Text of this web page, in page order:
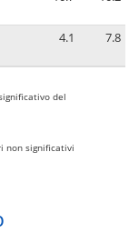
4.1 7.8
del
non significativi